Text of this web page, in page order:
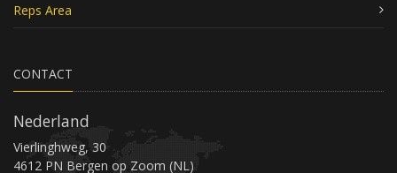
Reps Area
CONTACT
Nederland
Vierlinghweg, 30
4612 PN Bergen op Zoom (NL)